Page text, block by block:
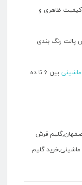
کیفیت ظاهری و
پالت رنگ بندی
بین ۶ تا ده
فرش
گلیم